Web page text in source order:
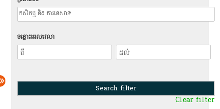
ចន្លោះពេលវេលា
Clear filter